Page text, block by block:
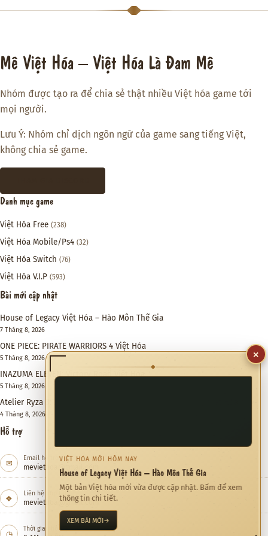
Mê Việt Hóa – Việt Hóa Là Đam Mê
Nhóm được tạo ra để chia sẻ thật nhiều Việt hóa game tới
mọi người.
Lưu Ý: Nhóm chỉ dịch ngôn ngữ của game sang tiếng Việt,
không chia sẻ game.
Danh mục game
Việt Hóa Free (238)
Việt Hóa Mobile/Ps4 (32)
Việt Hóa Switch (76)
Việt Hóa V.I.P (593)
Bài mới cập nhật
House of Legacy Việt Hóa – Hào Môn Thế Gia
7 Tháng 8, 2026
ONE PIECE: PIRATE WARRIORS 4 Việt Hóa
5 Tháng 8, 2026
INAZUMA ELEVEN: Victory Road Việt Hóa
5 Tháng 8, 2026
Atelier Ryza 3: Alchemist of the End & the Secret Key DX Việt Hóa
4 Tháng 8, 2026
Hỗ trợ
✉ Email hỗ trợ
meviethoa@gmail.com
❖ Liên hệ hợp tác
meviethoa@gmail.com
◷ Thời gian hỗ trợ
×
◆
VIỆT HÓA MỚI HÔM NAY
House of Legacy Việt Hóa – Hào Môn Thế Gia
Một bản Việt hóa mới vừa được cập nhật. Bấm để xem
thông tin chi tiết.
XEM BÀI MỚI→